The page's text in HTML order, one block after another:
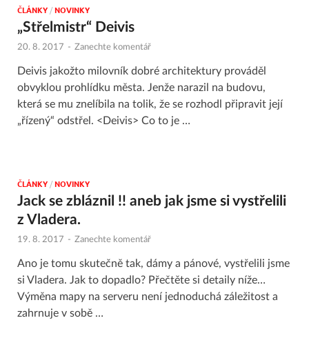
ČLÁNKY /NOVINKY
„Střelmistr“ Deivis
20. 8. 2017 - Zanechte komentář
Deivis jakožto milovník dobré architektury prováděl
obvyklou prohlídku města. Jenže narazil na budovu,
která se mu znelíbila na tolik, že se rozhodl připravit její
„řízený“ odstřel. <Deivis> Co to je …
ČLÁNKY /NOVINKY
Jack se zbláznil !! aneb jak jsme si vystřelili
z Vladera.
19. 8. 2017 - Zanechte komentář
Ano je tomu skutečně tak, dámy a pánové, vystřelili jsme
si Vladera. Jak to dopadlo? Přečtěte si detaily níže…
Výměna mapy na serveru není jednoduchá záležitost a
zahrnuje v sobě …